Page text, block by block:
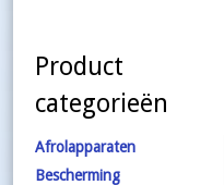
Product
categorieën
Afrolapparaten
Bescherming